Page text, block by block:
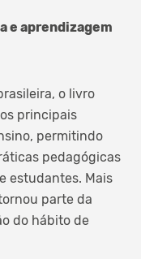
e aprendizagem
o livro
principais
permitindo
pedagógicas
estudantes. Mais
parte da
do hábito de